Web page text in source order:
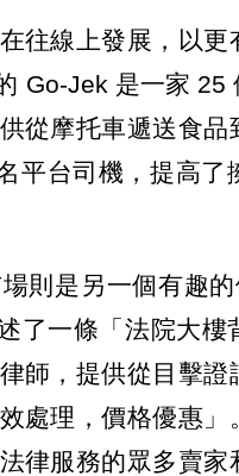
往線上發展，以更
Go-Jek 是一家 25
從摩托車遞送食品
平台司機，提高了
則是另一個有趣
了一條「法院大樓
師，提供從目擊證
處理，價格優惠」
律服務的眾多賣家